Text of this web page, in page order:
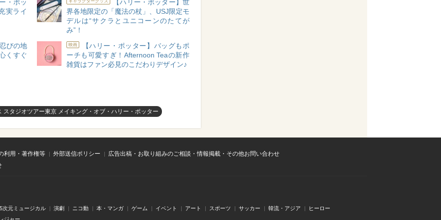
・ポッ
実ライ
キャラクターグッズ
【ハリー・ポッター】世
界各地限定の「魔法の杖」、USJ限定モ
デルは“サクラとユニコーンのたてが
み”！
びの地
くすぐ
映画
【ハリー・ポッター】バッグもポ
ーチも可愛すぎ！Afternoon Teaの新作
雑貨はファン必見のこだわりデザイン♪
スタジオツアー東京 メイキング・オブ・ハリー・ポッター
利用・著作権等 外部送信ポリシー
広告出稿・お取り組みのご相談・情報掲載・その他お問い合わせ
次元ミュージカル 演劇 ニコ動 本・マンガ ゲーム イベント アート スポーツ サッカー 韓流・アジア
ヒーロー